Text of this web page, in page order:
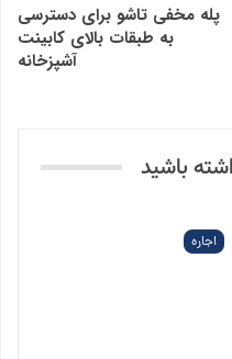
پله مخفی تاشو برای دسترسی
به طبقات بالای کابینت
آشپزخانه
باشید
اجاره